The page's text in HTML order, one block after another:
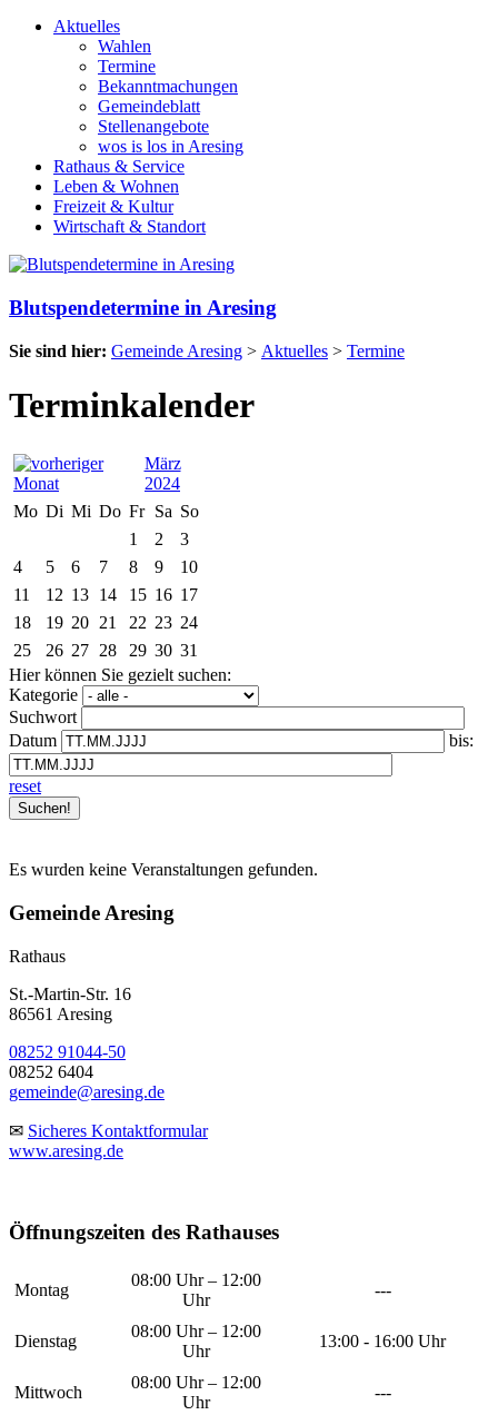
Aktuelles
Wahlen
Termine
Bekanntmachungen
Gemeindeblatt
Stellenangebote
wos is los in Aresing
Rathaus & Service
Leben & Wohnen
Freizeit & Kultur
Wirtschaft & Standort
Blutspendetermine in Aresing
Sie sind hier: Gemeinde Aresing > Aktuelles > Termine
Terminkalender
März
2024
Mo Di Mi Do Fr Sa So
1
2
3
4
5 6 7 8 9
10
11
12 13 14 15 16 17
18
19 20 21 22 23 24
25
26 27 28 29 30 31
Hier können Sie gezielt suchen:
Kategorie
Suchwort
Datum
bis:
reset
Es wurden keine Veranstaltungen gefunden.
Gemeinde Aresing
Rathaus
St.-Martin-Str. 16
86561 Aresing
08252 91044-50
08252 6404
gemeinde@aresing.de
✉ Sicheres Kontaktformular
www.aresing.de
Öffnungszeiten des Rathauses
Montag
08:00 Uhr – 12:00
Uhr
---
Dienstag
08:00 Uhr – 12:00
Uhr
13:00 - 16:00 Uhr
Mittwoch
08:00 Uhr – 12:00
Uhr
---